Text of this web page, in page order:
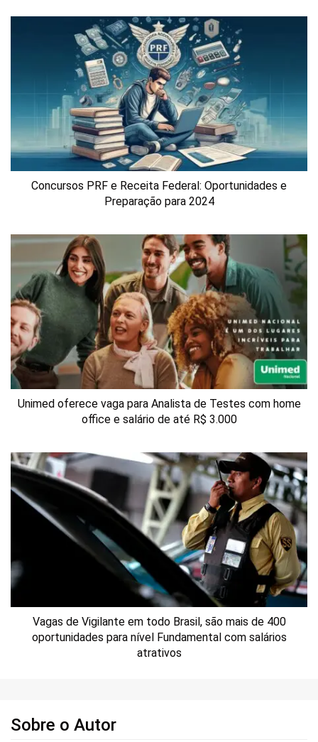
Concursos PRF e Receita Federal: Oportunidades e
Preparação para 2024
Unimed oferece vaga para Analista de Testes com home
office e salário de até R$ 3.000
Vagas de Vigilante em todo Brasil, são mais de 400
oportunidades para nível Fundamental com salários
atrativos
Sobre o Autor